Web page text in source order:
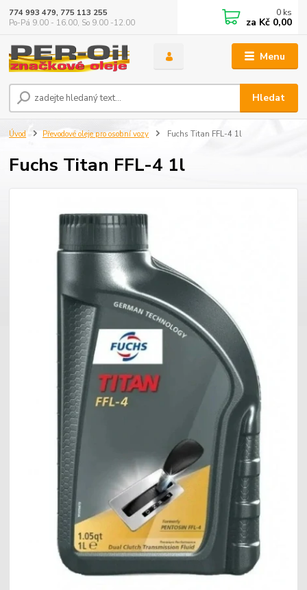
Menu
Hledat
774 993 479, 775 113 255
Po-Pá 9.00 - 16.00, So 9.00 -12.00
0 ks
za Kč 0,00
Úvod Převodové oleje pro osobní vozy Fuchs Titan FFL-4 1l
Fuchs Titan FFL-4 1l